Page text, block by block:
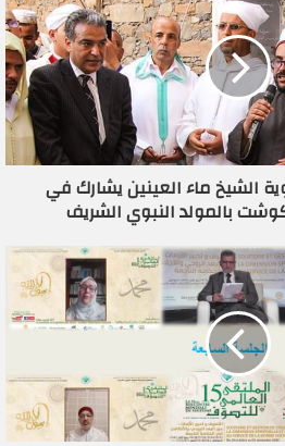
الشيخ ماء العينين يشارك في
بالمولد النبوي الشريف